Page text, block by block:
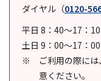
ダイヤル （0120-
平日 8：40～17：10
土日 9：00～17：
ご利用の際に
意ください。